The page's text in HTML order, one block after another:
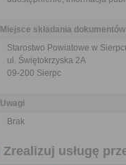
Miejsce składania dokumentów
Starostwo Powiatowe w
ul. Świętokrzyska 2A
09-200 Sierpc
Uwagi
Brak
Zrealizuj usługę